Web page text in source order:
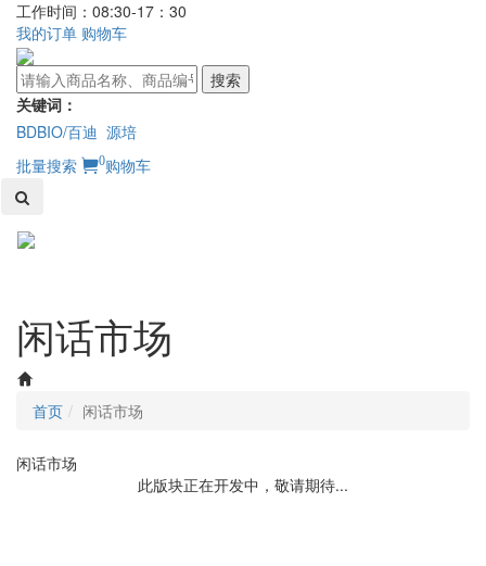
工作时间：08:30-17：30
我的订单 购物车
搜索
关键词：
BDBIO/百迪 源培
批量搜索
0购物车
闲话市场
首页 闲话市场
闲话市场
此版块正在开发中，敬请期待...